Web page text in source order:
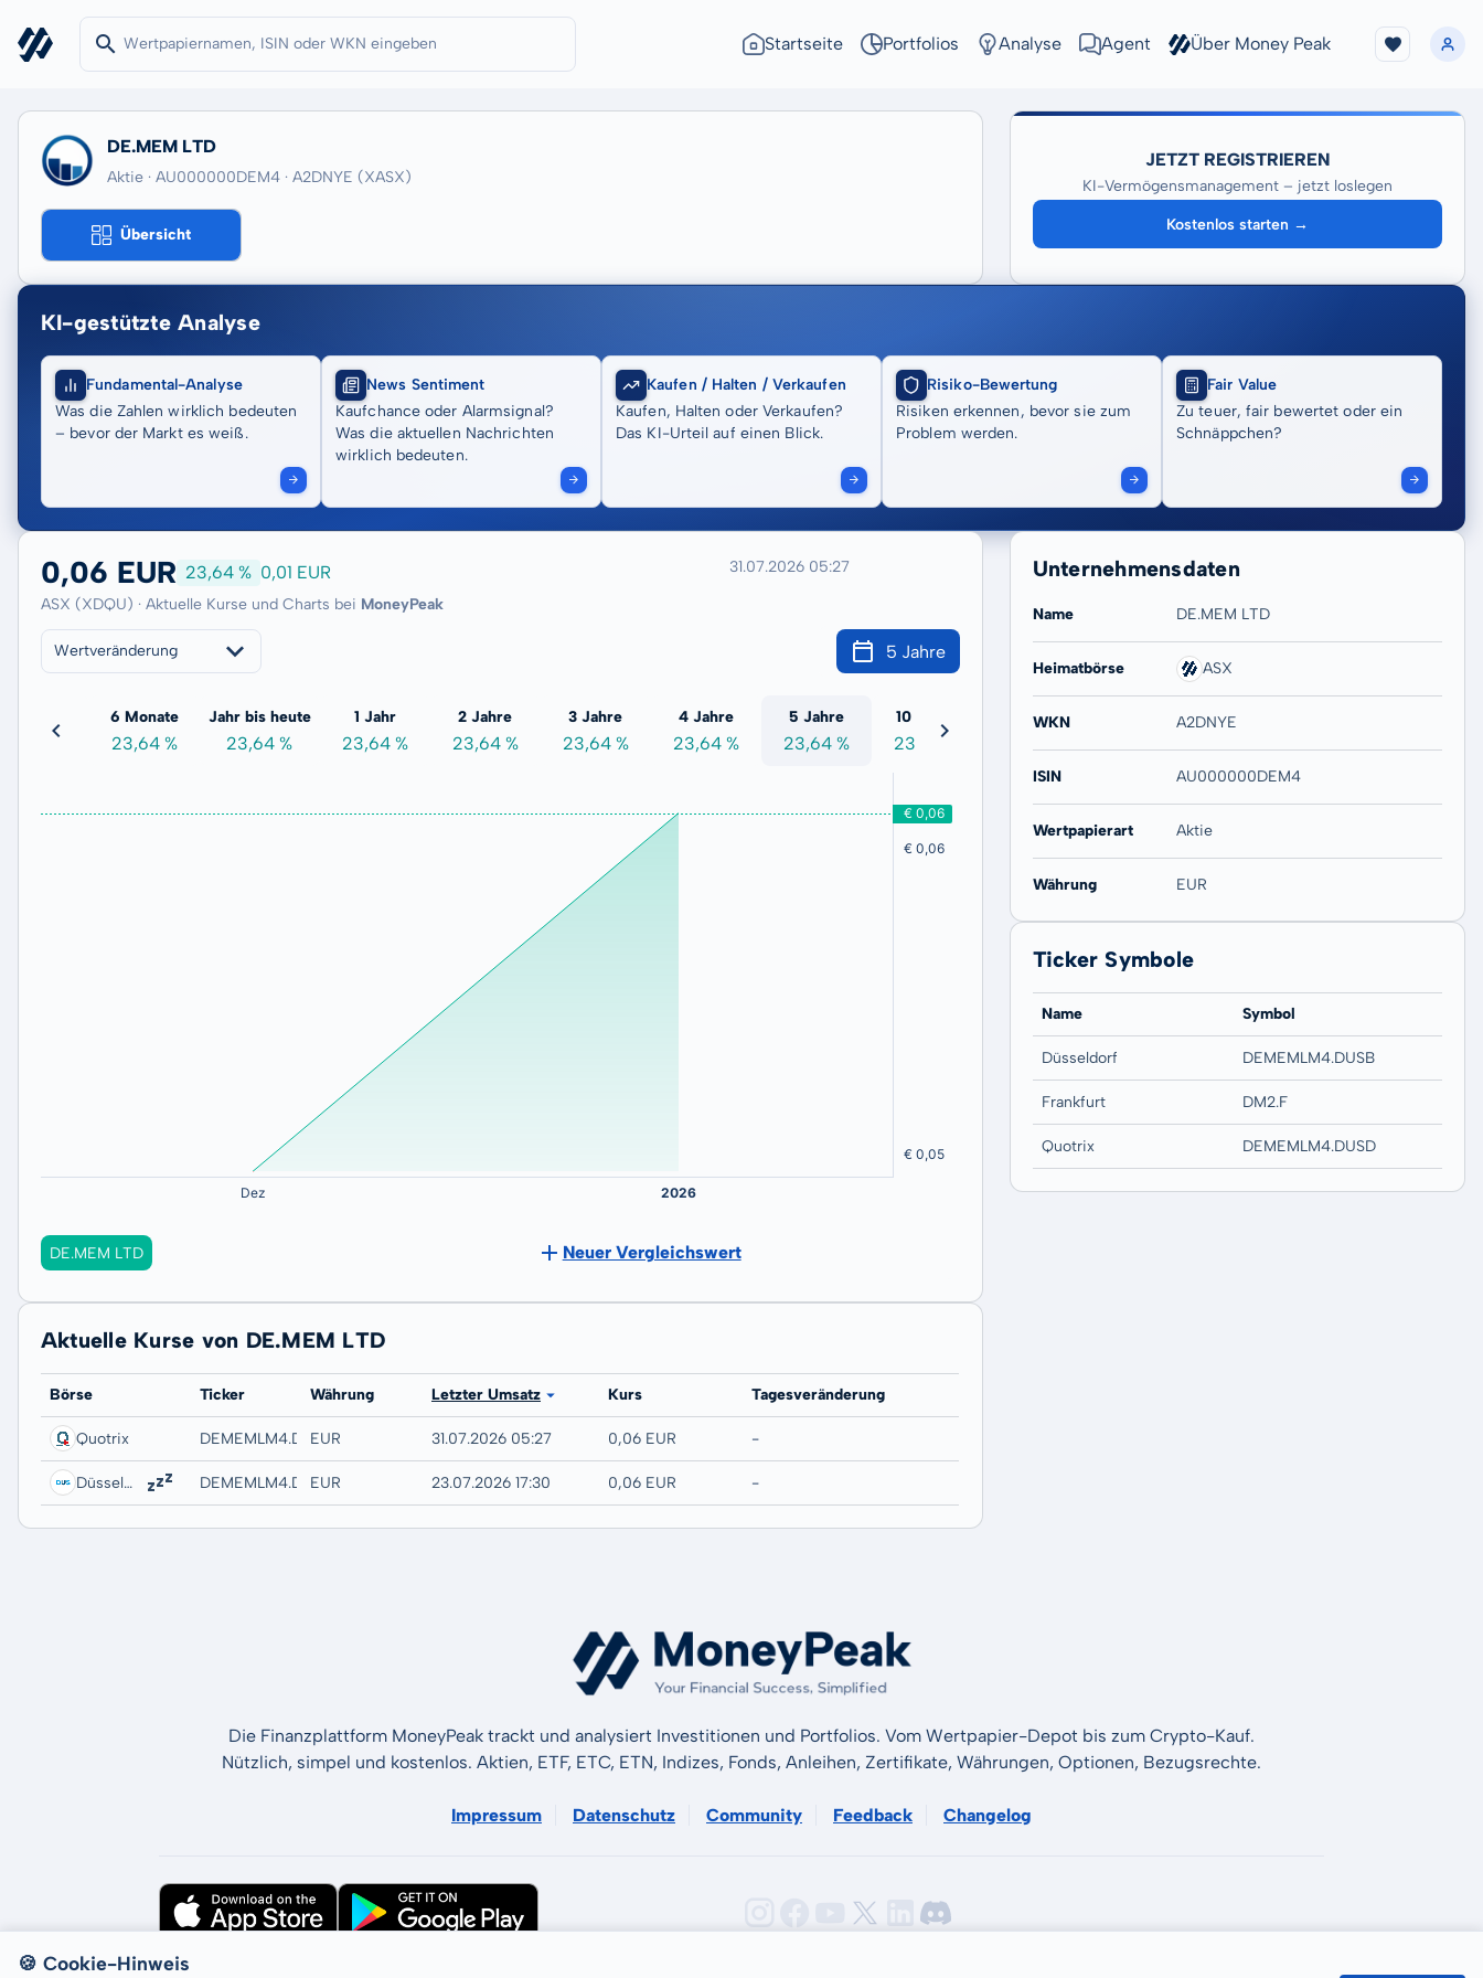
Startseite Portfolios Analyse Agent Über Money Peak
DE.MEM LTD
Aktie · AU000000DEM4 · A2DNYE (XASX)
Übersicht
JETZT REGISTRIEREN
KI-Vermögensmanagement – jetzt loslegen
Kostenlos starten →
KI-gestützte Analyse
Fundamental-Analyse
Was die Zahlen wirklich bedeuten
– bevor der Markt es weiß.
News Sentiment
Kaufchance oder Alarmsignal?
Was die aktuellen Nachrichten
wirklich bedeuten.
Kaufen / Halten / Verkaufen
Kaufen, Halten oder Verkaufen?
Das KI-Urteil auf einen Blick.
Risiko-Bewertung
Risiken erkennen, bevor sie zum
Problem werden.
Fair Value
Zu teuer, fair bewertet oder ein
Schnäppchen?
0,06 EUR 23,64 % 0,01 EUR
ASX (XDQU) · Aktuelle Kurse und Charts bei MoneyPeak
31.07.2026 05:27
Wertveränderung 5 Jahre
17,69 %
6 Monate
23,64 %
Jahr bis heute
23,64 %
1 Jahr
23,64 %
2 Jahre
23,64 %
3 Jahre
23,64 %
4 Jahre
23,64 %
5 Jahre
23,64 %
10 Jahre
23,64 %
20 Jahre
DE.MEM LTD Neuer Vergleichswert
Aktuelle Kurse von DE.MEM LTD
Börse Ticker Währung Letzter Umsatz Kurs Tagesveränderung
Quotrix DEMEMLM4.DUSD
EUR 31.07.2026 05:27 0,06 EUR -
Düsseldorf DEMEMLM4.DUSB
EUR 23.07.2026 17:30 0,06 EUR -
Unternehmensdaten
Name DE.MEM LTD
Heimatbörse ASX
WKN A2DNYE
ISIN AU000000DEM4
Wertpapierart Aktie
Währung EUR
Ticker Symbole
Name Symbol
Düsseldorf DEMEMLM4.DUSB
Frankfurt DM2.F
Quotrix DEMEMLM4.DUSD
Die Finanzplattform MoneyPeak trackt und analysiert Investitionen und Portfolios. Vom Wertpapier-Depot bis zum Crypto-Kauf.
Nützlich, simpel und kostenlos. Aktien, ETF, ETC, ETN, Indizes, Fonds, Anleihen, Zertifikate, Währungen, Optionen, Bezugsrechte.
Impressum Datenschutz Community Feedback Changelog
🍪 Cookie-Hinweis